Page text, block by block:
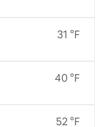
31 °F
40 °F
52 °F